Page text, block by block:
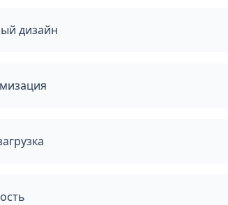
дизайн